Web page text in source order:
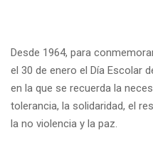
Desde 1964, para
el 30 de enero el Día Escolar
en la que se recuerda la
tolerancia, la solidaridad, el
la no violencia y la paz.